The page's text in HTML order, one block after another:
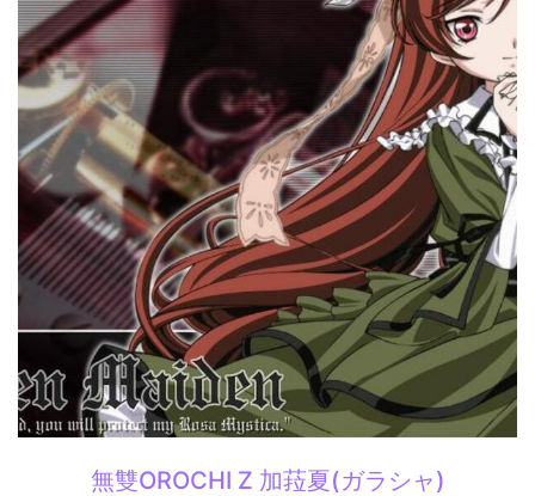
無雙OROCHI Z 加菈夏(ガラシャ)